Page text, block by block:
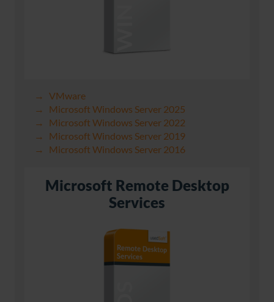
VMware
Microsoft Windows Server 2025
Microsoft Windows Server 2022
Microsoft Windows Server 2019
Microsoft Windows Server 2016
Microsoft Remote Desktop
Services